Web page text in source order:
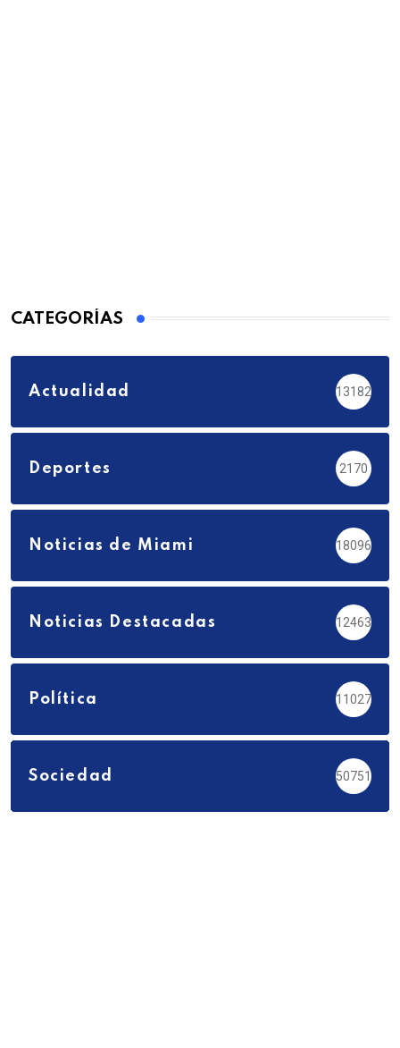
CATEGORÍAS
Actualidad 13182
Deportes 2170
Noticias de Miami 18096
Noticias Destacadas 12463
Política 11027
Sociedad 50751